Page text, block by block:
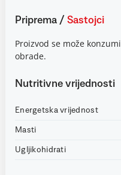
Priprema / Sastojci
Proizvod se može
obrade.
Nutritivne vrijednosti
Energetska vrijednost
Masti
Ugljikohidrati